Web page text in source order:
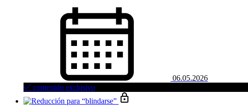
06.05.2026
contenido exclusivo